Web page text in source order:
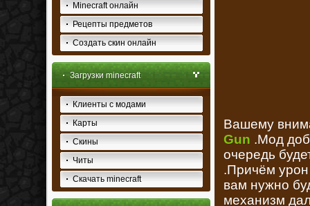
Minecraft онлайн
Рецепты предметов
Создать скин онлайн
Загрузки minecraft
Клиенты с модами
Карты
Скины
Читы
Скачать minecraft
Вашему
Gun .Мод
очередь
.Причём
вам нужно
механизм